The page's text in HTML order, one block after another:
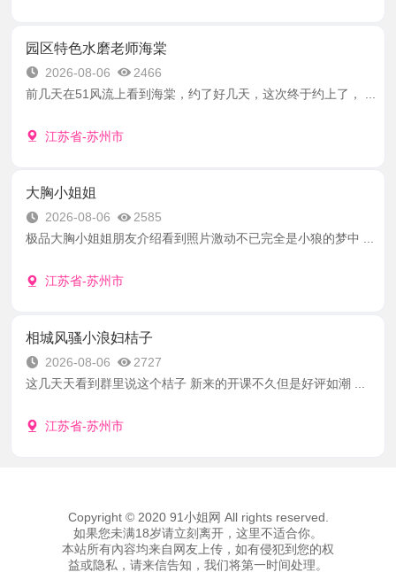
园区特色水磨老师海棠
2026-08-06
2466
前几天在51风流上看到海棠，约了好几天，这次终于约上了， ...
江苏省-苏州市
大胸小姐姐
2026-08-06
2585
极品大胸小姐姐朋友介绍看到照片激动不已完全是小狼的梦中 ...
江苏省-苏州市
相城风骚小浪妇桔子
2026-08-06
2727
这几天天看到群里说这个桔子 新来的开课不久但是好评如潮 ...
江苏省-苏州市
Copyright © 2020 91小姐网 All rights reserved.
如果您未满18岁请立刻离开，这里不适合你。
本站所有內容均来自网友上传，如有侵犯到您的权
益或隐私，请来信告知，我们将第一时间处理。